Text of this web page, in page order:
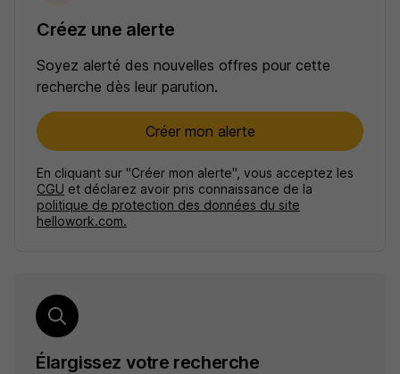
Créez une alerte
Soyez alerté des nouvelles offres pour cette
recherche dès leur parution.
Créer mon alerte
En cliquant sur "Créer mon alerte", vous acceptez les
CGU et déclarez avoir pris connaissance de la
politique de protection des données du site
hellowork.com.
Élargissez votre recherche